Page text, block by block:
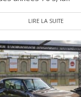
LIRE LA SUITE